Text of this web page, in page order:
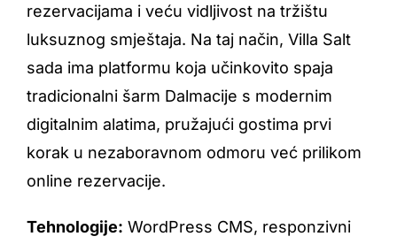
rezervacijama i veću vidljivost na tržištu
luksuznog smještaja. Na taj način, Villa Salt
sada ima platformu koja učinkovito spaja
tradicionalni šarm Dalmacije s modernim
digitalnim alatima, pružajući gostima prvi
korak u nezaboravnom odmoru već prilikom
online rezervacije.
Tehnologije: WordPress CMS, responzivni